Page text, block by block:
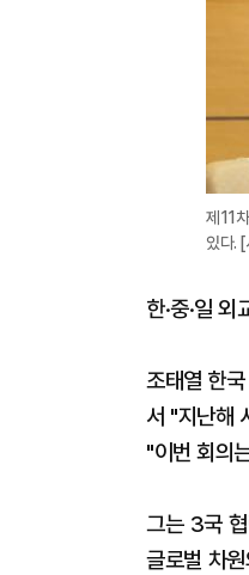
제11
있다.
한·중·일
조태열 한
서 "지난해
"이번 회의
그는 3국
글로벌 차